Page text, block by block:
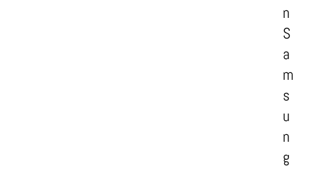
n
S
a
m
s
u
n
g